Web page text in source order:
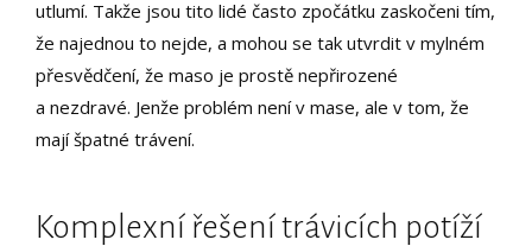
utlumí. Takže jsou tito lidé často zpočátku zaskočeni tím,
že najednou to nejde, a mohou se tak utvrdit v mylném
přesvědčení, že maso je prostě nepřirozené
a nezdravé. Jenže problém není v mase, ale v tom, že
mají špatné trávení.
Komplexní řešení trávicích potíží